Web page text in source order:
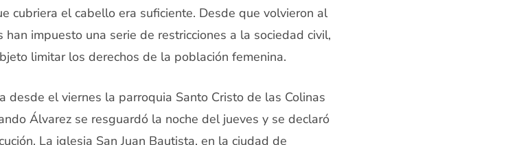
cubriera el cabello era suficiente. Desde que volvieron al
impuesto una serie de restricciones a la sociedad civil,
limitar los derechos de la población femenina.
desde el viernes la parroquia Santo Cristo de las Colinas
Álvarez se resguardó la noche del jueves y se declaró
La iglesia San Juan Bautista, en la ciudad de